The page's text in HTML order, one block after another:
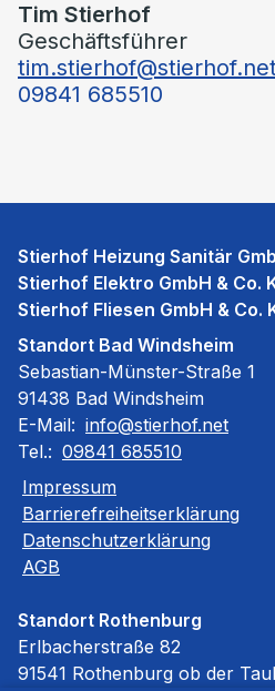
Tim Stierhof
Geschäftsführer
09841 685510
Stierhof Heizung Sanitär
Stierhof Elektro GmbH & Co.
Stierhof Fliesen GmbH & Co.
Standort Bad Windsheim
Sebastian-Münster-Straße 1
91438 Bad Windsheim
E-Mail: info@stierhof.net
Tel.: 09841 685510
Impressum
Barrierefreiheitserklärung
Datenschutzerklärung
AGB
Standort Rothenburg
Erlbacherstraße 82
91541 Rothenburg ob der